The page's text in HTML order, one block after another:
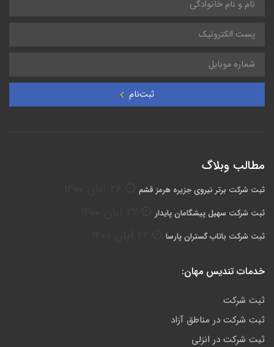
ثبت‌نام
مطالب وبلاگ
ثبت شرکت برتر نیروی جزیره هرمز قشم
ثبت شرکت سهيل پيشگامان پايدار
ثبت شرکت باتاب گستران پارسا
خدمات تندیس مهان:
ثبت شرکت
ثبت شرکت در مناطق آزاد
ثبت شرکت در انزلی